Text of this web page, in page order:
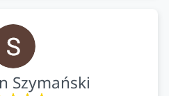
Szymański